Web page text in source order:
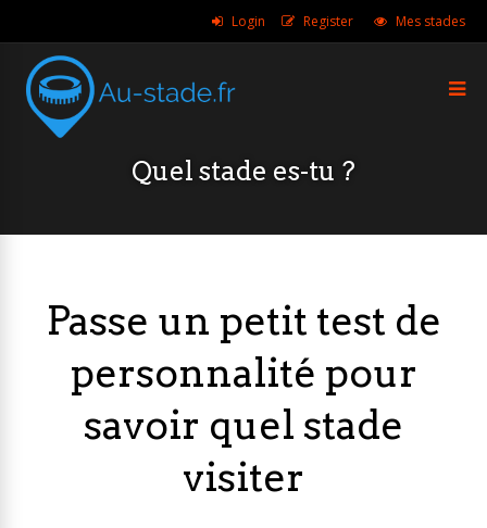
Login Register Mes stades
Quel stade es-tu ?
Passe un petit test de
personnalité pour
savoir quel stade
visiter